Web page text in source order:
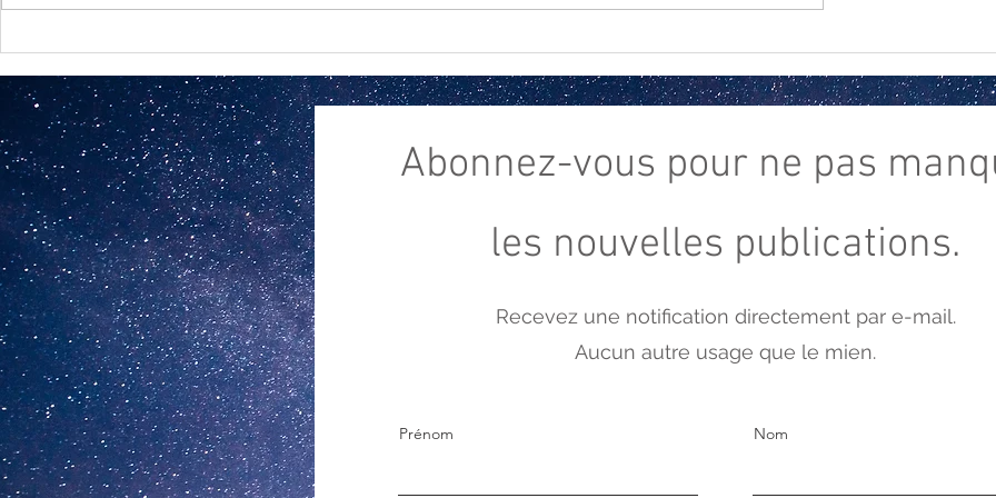
Rituel de la lune bleue
Abonnez-vous pour ne pas
les nouvelles publications.
Recevez une notification directement par e-mail.
Aucun autre usage que le mien.
Prénom Nom